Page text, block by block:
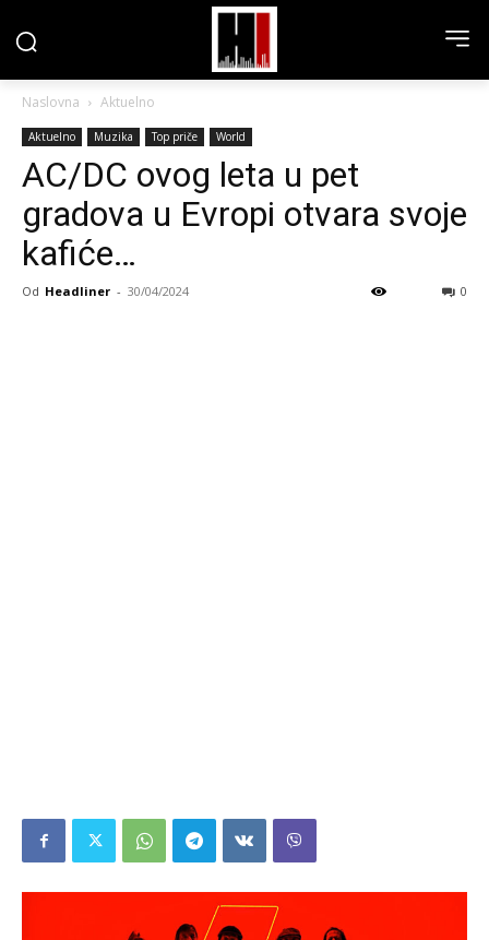
Naslovna Aktuelno
Aktuelno Muzika Top priče World
AC/DC ovog leta u pet
gradova u Evropi otvara svoje
kafiće…
Od Headliner - 30/04/2024 0